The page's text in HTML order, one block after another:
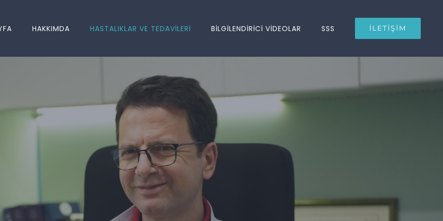
HAKKIMDA HASTALIKLAR VE TEDAVİLERİ BİLGİLENDİRİCİ VİDEOLAR SSS İLETİŞİM